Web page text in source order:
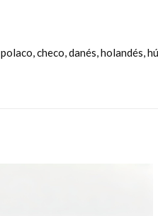
checo, danés, holandés,